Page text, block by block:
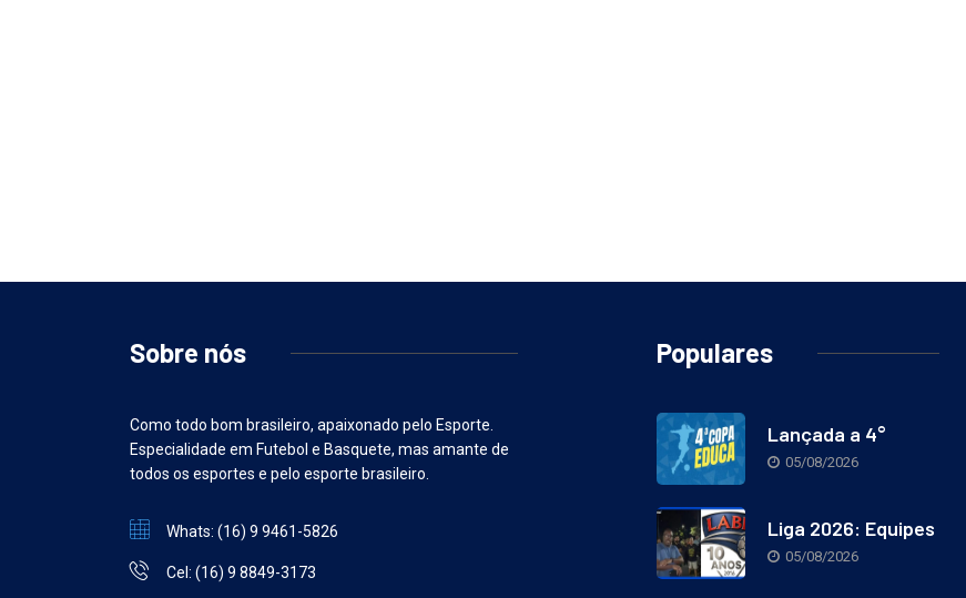
Sobre nós
Como todo bom brasileiro, apaixonado pelo Esporte.
Especialidade em Futebol e Basquete, mas amante de
todos os esportes e pelo esporte brasileiro.
Whats: (16) 9 9461-5826
Cel: (16) 9 8849-3173
Populares
Lançada a 4°
05/08/2026
Liga 2026: Equipes
05/08/2026